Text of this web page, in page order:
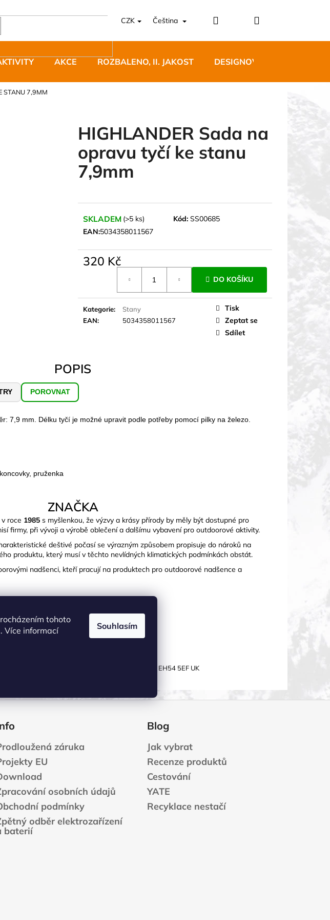
tohoto
Více informací
Souhlasím
CZK Čeština PřihlášeníNákupní
AKCE ROZBALENO, II. JAKOST DESIGNOVÝ NÁBYTEK
STANU 7,9MM
HIGHLANDER Sada na
opravu tyčí ke stanu
7,9mm
SKLADEM (>5 ks) Kód: SS00685
EAN:5034358011567
320 Kč
DO KOŠÍKU
Kategorie:
Stany
EAN: 5034358011567
Tisk
Zeptat se
Sdílet
POPIS
POROVNAT
7,9 mm. Délku tyčí je možné upravit podle potřeby pomocí pilky na železo.
pruženka
ZNAČKA
roce 1985 s myšlenkou, že výzvy a krásy přírody by měly být dostupné pro
firmy, při vývoji a výrobě oblečení a dalšímu vybavení pro outdoorové aktivity.
deštivé počasí se výrazným způsobem propisuje do nároků na
produktu, který musí v těchto nevlídných klimatických podmínkách obstát.
nadšenci, kteří pracují na produktech pro outdoorové nadšence a
OSTATNÍ INFORMACE
1 Todd Square Houston Industrial Estate Livingston, EH54 5EF UK
JOMA SIERRA 25 BĚŽECKÉ TRAILOVÉ
BOTY PÁNSKÉ BLUE
záruka
EU
osobních údajů
podmínky
odběr elektrozařízení
baterií
Blog
Jak vybrat
Recenze produktů
Cestování
YATE
Recyklace nestačí